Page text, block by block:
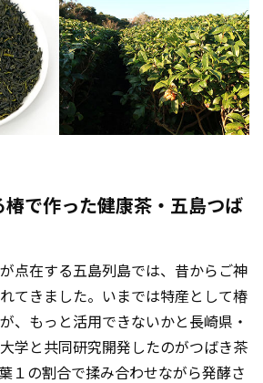
椿で作った健康茶・五島つば
点在する五島列島では、昔からご神
てきました。いまでは特産として椿
、もっと活用できないかと長崎県・
学と共同研究開発したのがつばき茶
１の割合で揉み合わせながら発酵さ